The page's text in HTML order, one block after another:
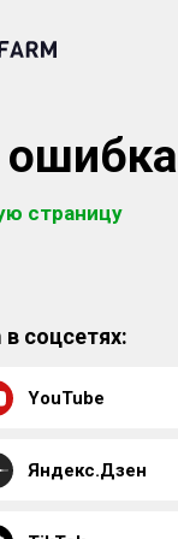
страницу
соцсетях:
YouTube
Яндекс.Дзен